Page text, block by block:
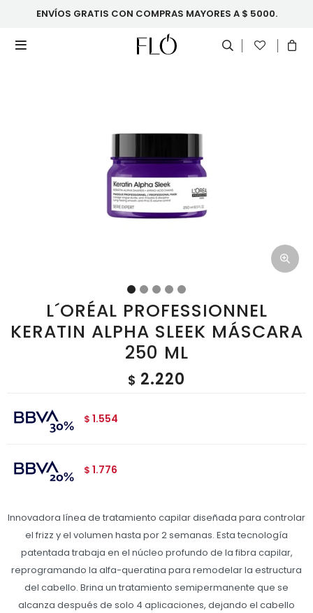
ENVÍOS GRATIS CON COMPRAS MAYORES A $ 5000.

L´ORÉAL PROFESSIONNEL
KERATIN ALPHA SLEEK MÁSCARA
250 ML
$ 2.220
$ 1.554
$ 1.776
Innovadora línea de tratamiento capilar diseñada para controlar
el frizz y el volumen hasta por 2 semanas. Esta tecnología
patentada trabaja en el núcleo profundo de la fibra capilar,
reprogramando la alfa-queratina para remodelar la estructura
del cabello. Brina un tratamiento semipermanente que se
alcanza después de solo 4 aplicaciones, dejando el cabello